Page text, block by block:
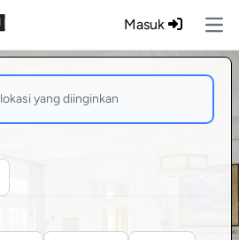
Masuk